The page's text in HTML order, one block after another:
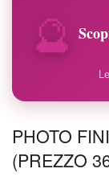
🔮
PHOTO
(PREZZO